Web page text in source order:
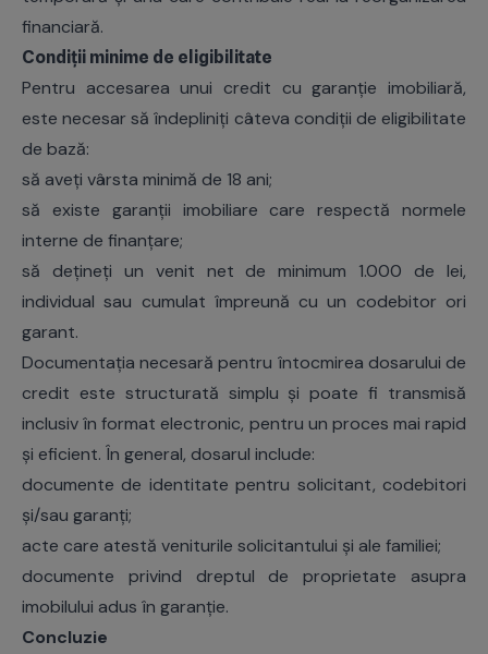
financiară.
Condiții minime de eligibilitate
Pentru accesarea unui credit cu garanție imobiliară,
este necesar să îndepliniți câteva condiții de eligibilitate
de bază:
să aveți vârsta minimă de 18 ani;
să existe garanții imobiliare care respectă normele
interne de finanțare;
să dețineți un venit net de minimum 1.000 de lei,
individual sau cumulat împreună cu un codebitor ori
garant.
Documentația necesară pentru întocmirea dosarului de
credit este structurată simplu și poate fi transmisă
inclusiv în format electronic, pentru un proces mai rapid
și eficient. În general, dosarul include:
documente de identitate pentru solicitant, codebitori
și/sau garanți;
acte care atestă veniturile solicitantului și ale familiei;
documente privind dreptul de proprietate asupra
imobilului adus în garanție.
Concluzie